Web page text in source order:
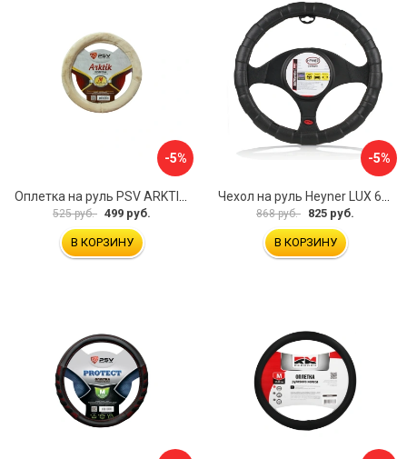
-5%
525 руб. 499 руб.
В КОРЗИНУ
-5%
868 руб. 825 руб.
В КОРЗИНУ